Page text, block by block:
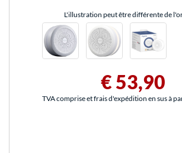
L'illustration peut être différente de
€ 53,90
TVA comprise et frais d'expédition en sus à